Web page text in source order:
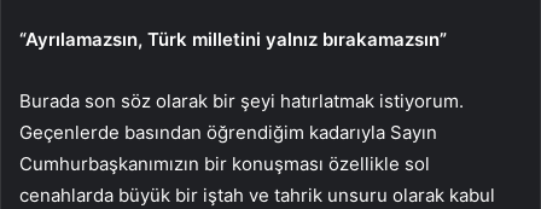
“Ayrılamazsın, Türk milletini yalnız bırakamazsın”
Burada son söz olarak bir şeyi hatırlatmak istiyorum.
Geçenlerde basından öğrendiğim kadarıyla Sayın
Cumhurbaşkanımızın bir konuşması özellikle sol
cenahlarda büyük bir iştah ve tahrik unsuru olarak kabul